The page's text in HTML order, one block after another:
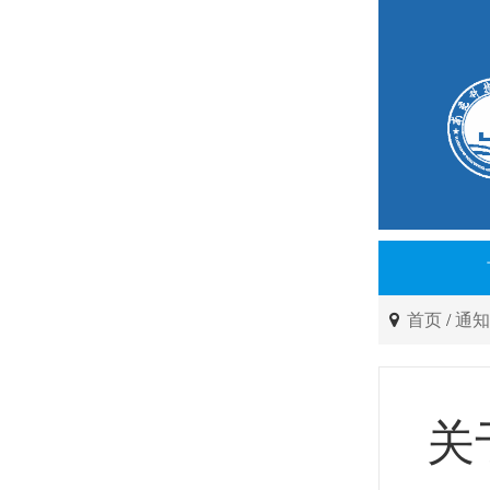
首页 /通
关